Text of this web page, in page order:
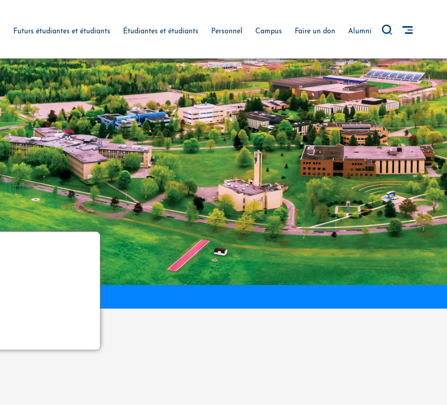
Futurs étudiantes et étudiants Étudiantes et étudiants Personnel Campus Faire un don Alumni